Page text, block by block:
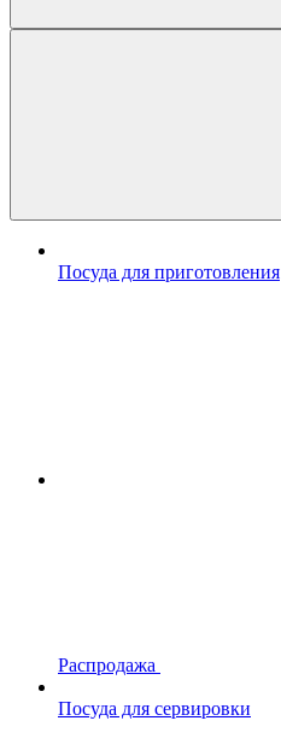
Посуда для приготовления
Распродажа
Посуда для сервировки